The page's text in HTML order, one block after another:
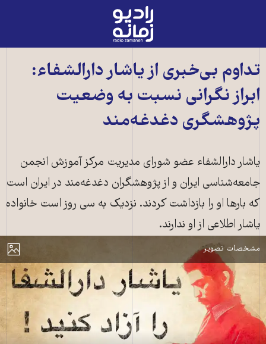
رادیو
زمانه
به
صفحه
اصلی
تداوم بی‌خبری از یاشار دارالشفاء:
ابراز نگرانی نسبت به وضعیت
پژوهشگری دغدغه‌مند
یاشار دارالشفاء عضو شورای مدیریت مرکز آموزش انجمن
جامعه‌شناسی ایران و از پژوهشگران دغدغه‌مند در ایران است
که بارها او را بازداشت کردند. نزدیک به سی روز است خانواده
یاشار اطلاعی از او ندارند.
نمایش
مشخصات تصویر
یاشار دارالشفاء را در سال‌های اخیر چند بار زندانی کرده‌اند. طرح از منوچهر